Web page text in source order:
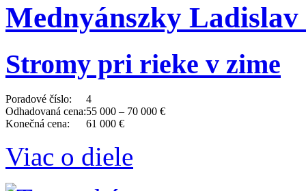
Mednyánszky Ladislav
Stromy pri rieke v zime
Poradové číslo:
4
Odhadovaná cena:55 000 – 70 000 €
Konečná cena:
61 000 €
Viac o diele